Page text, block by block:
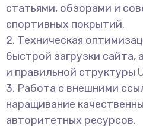
статьями, обзорами и
спортивных покрытий.
2. Техническая
быстрой загрузки сайта,
и правильной структуры
3. Работа с внешними
наращивание
авторитетных ресурсов.